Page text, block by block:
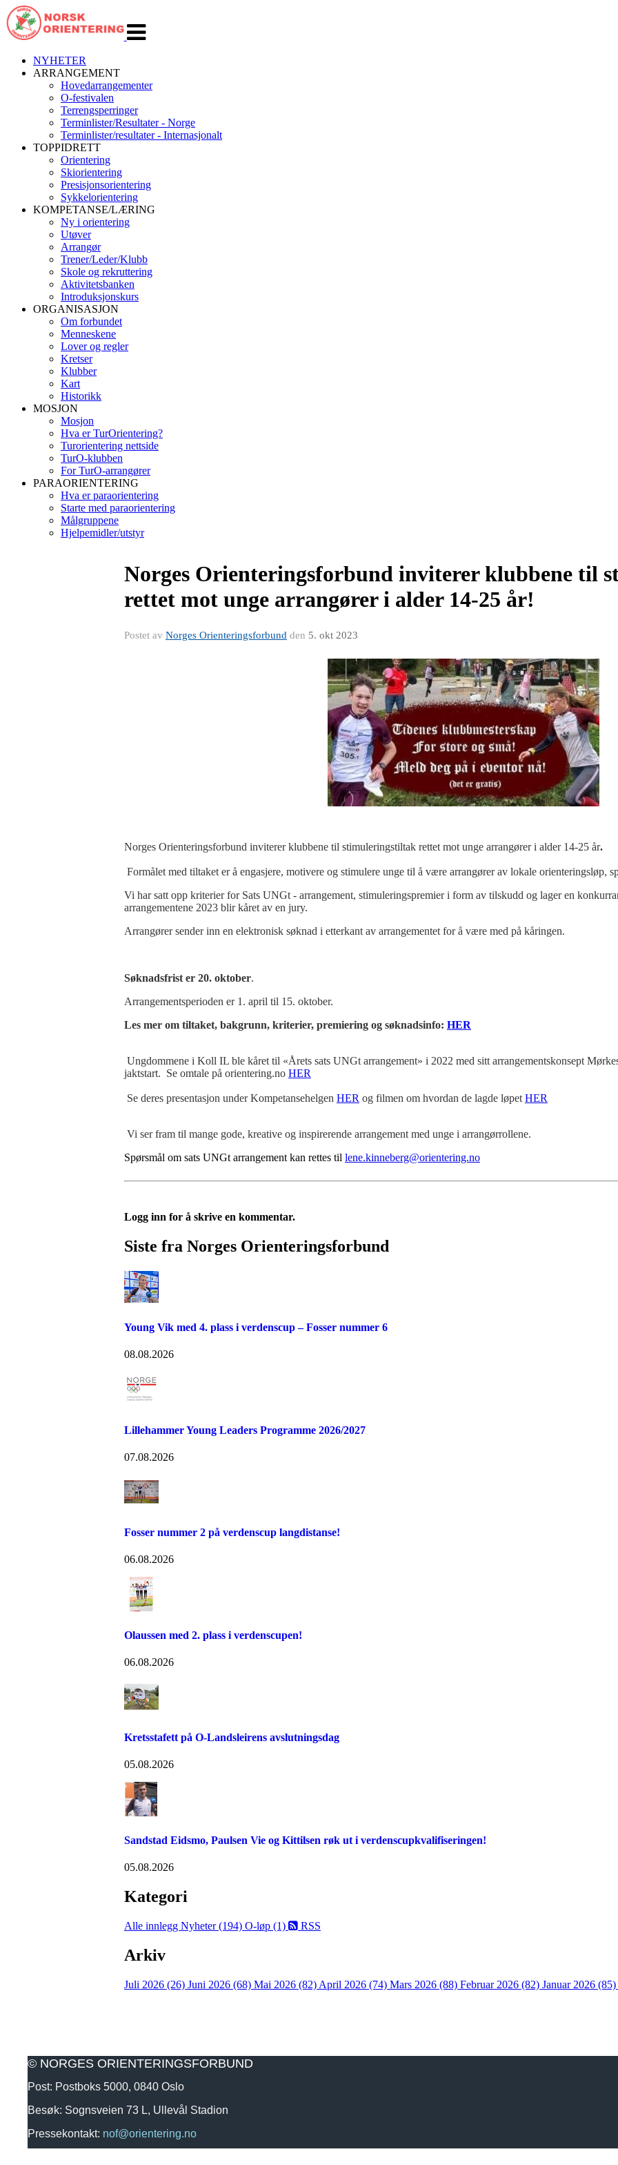
navigasjon
NYHETER
ARRANGEMENT
Hovedarrangementer
O-festivalen
Terrengsperringer
Terminlister/Resultater - Norge
Terminlister/resultater - Internasjonalt
TOPPIDRETT
Orientering
Skiorientering
Presisjonsorientering
Sykkelorientering
KOMPETANSE/LÆRING
Ny i orientering
Utøver
Arrangør
Trener/Leder/Klubb
Skole og rekruttering
Aktivitetsbanken
Introduksjonskurs
ORGANISASJON
Om forbundet
Menneskene
Lover og regler
Kretser
Klubber
Kart
Historikk
MOSJON
Mosjon
Hva er TurOrientering?
Turorientering nettside
TurO-klubben
For TurO-arrangører
PARAORIENTERING
Hva er paraorientering
Starte med paraorientering
Målgruppene
Hjelpemidler/utstyr
Norges Orienteringsforbund inviterer klubbene til
rettet mot unge arrangører i alder 14-25 år!
Postet av Norges Orienteringsforbund den 5. okt 2023
Norges Orienteringsforbund inviterer klubbene til stimuleringstiltak rettet mot unge arrangører i alder 14-25 år.
Formålet med tiltaket er å engasjere, motivere og stimulere unge til å være arrangører av lokale orienteringsløp,
Vi har satt opp kriterier for Sats UNGt - arrangement, stimuleringspremier i form av tilskudd og lager en
arrangementene 2023 blir kåret av en jury.
Arrangører sender inn en elektronisk søknad i etterkant av arrangementet for å være med på kåringen.
Søknadsfrist er 20. oktober.
Arrangementsperioden er 1. april til 15. oktober.
Les mer om tiltaket, bakgrunn, kriterier, premiering og søknadsinfo: HER
Ungdommene i Koll IL ble kåret til «Årets sats UNGt arrangement» i 2022 med sitt arrangementskonsept
jaktstart. Se omtale på orientering.no HER
Se deres presentasjon under Kompetansehelgen HER og filmen om hvordan de lagde løpet HER
Vi ser fram til mange gode, kreative og inspirerende arrangement med unge i arrangørrollene.
Spørsmål om sats UNGt arrangement kan rettes til lene.kinneberg@orientering.no
Logg inn for å skrive en kommentar.
Siste fra Norges Orienteringsforbund
Young Vik med 4. plass i verdenscup – Fosser nummer 6
08.08.2026
Lillehammer Young Leaders Programme 2026/2027
07.08.2026
Fosser nummer 2 på verdenscup langdistanse!
06.08.2026
Olaussen med 2. plass i verdenscupen!
06.08.2026
Kretsstafett på O-Landsleirens avslutningsdag
05.08.2026
Sandstad Eidsmo, Paulsen Vie og Kittilsen røk ut i verdenscupkvalifiseringen!
05.08.2026
Kategori
Alle innlegg Nyheter (194) O-løp (1) RSS
Arkiv
Juli 2026 (26) Juni 2026 (68) Mai 2026 (82) April 2026 (74) Mars 2026 (88) Februar 2026 (82) Januar 2026 (85)
© NORGES ORIENTERINGSFORBUND
Post: Postboks 5000, 0840 Oslo
Besøk: Sognsveien 73 L, Ullevål Stadion
Pressekontakt: nof@orientering.no